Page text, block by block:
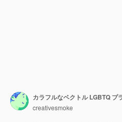
カラフルなベクトル LGBTQ プ
creativesmoke